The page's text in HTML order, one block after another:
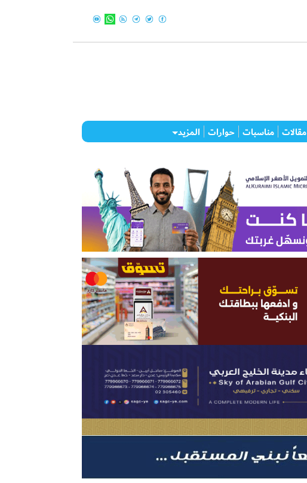
مقالات مناسبات حوارات المزيد